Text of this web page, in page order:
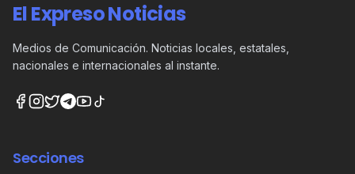
El Expreso Noticias
Medios de Comunicación. Noticias locales, estatales,
nacionales e internacionales al instante.
Secciones